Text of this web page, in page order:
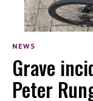
NEWS
Grave
Peter